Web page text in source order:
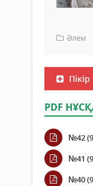
Әлем
PDF
№42
№41
№40